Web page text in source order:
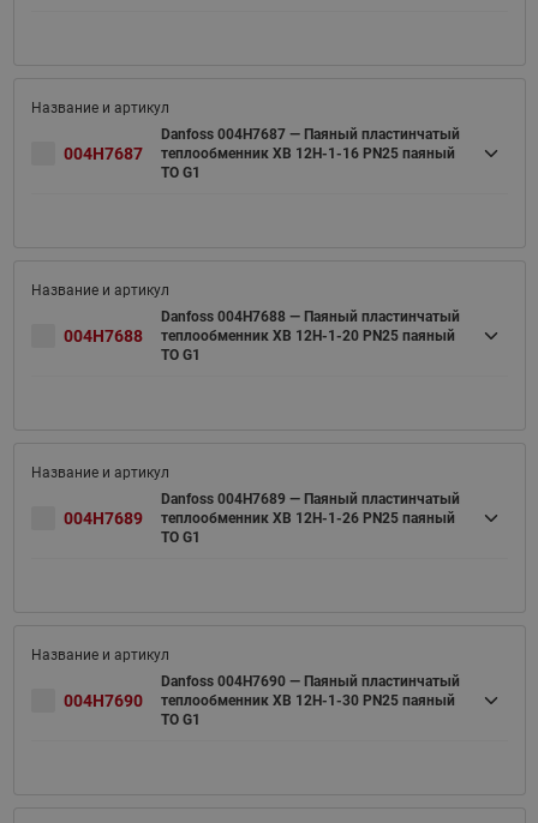
004H7687
Danfoss 004H7687 — Паяный пластинчатый
теплообменник XB 12H-1-16 PN25 паяный
ТО G1
004H7688
Danfoss 004H7688 — Паяный пластинчатый
теплообменник XB 12H-1-20 PN25 паяный
ТО G1
004H7689
Danfoss 004H7689 — Паяный пластинчатый
теплообменник XB 12H-1-26 PN25 паяный
ТО G1
004H7690
Danfoss 004H7690 — Паяный пластинчатый
теплообменник XB 12H-1-30 PN25 паяный
ТО G1